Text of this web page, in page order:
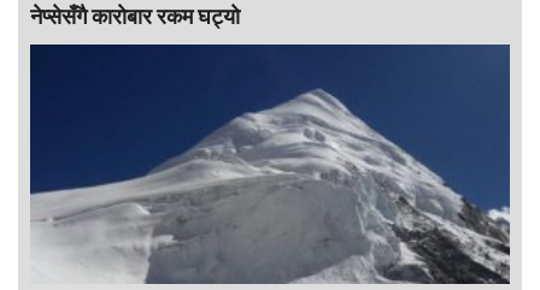
नेप्सेसँगै काराेबार रकम घट्याे